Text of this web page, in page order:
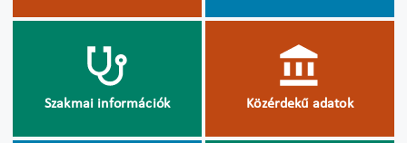
Szakmai információk Közérdekű adatok